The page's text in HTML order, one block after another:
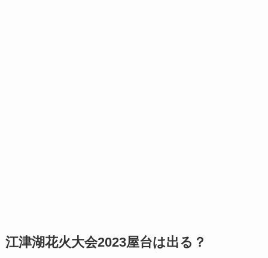
江津湖花火大会2023屋台は出る？